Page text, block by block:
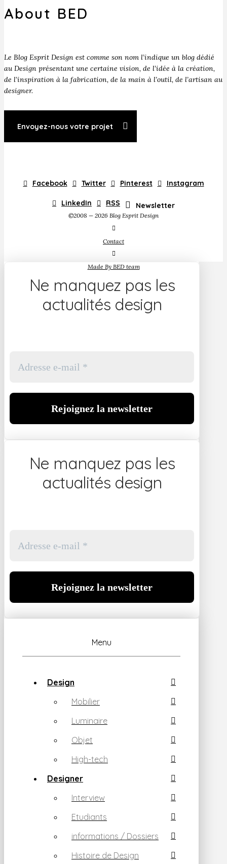
About BED
Le Blog Esprit Design est comme son nom l’indique un blog dédié
au Design présentant une certaine vision, de l’idée à la création,
de l’inspiration à la fabrication, de la main à l’outil, de l’artisan au
designer.
Envoyez-nous votre projet
Facebook Twitter Pinterest Instagram
LinkedIn RSS Newsletter
©2008 — 2026 Blog Esprit Design
Contact
Made By BED team
Ne manquez pas les
actualités design
Ne manquez pas les
actualités design
Menu
Design
Mobilier
Luminaire
Objet
High-tech
Designer
Interview
Etudiants
informations / Dossiers
Histoire de Design